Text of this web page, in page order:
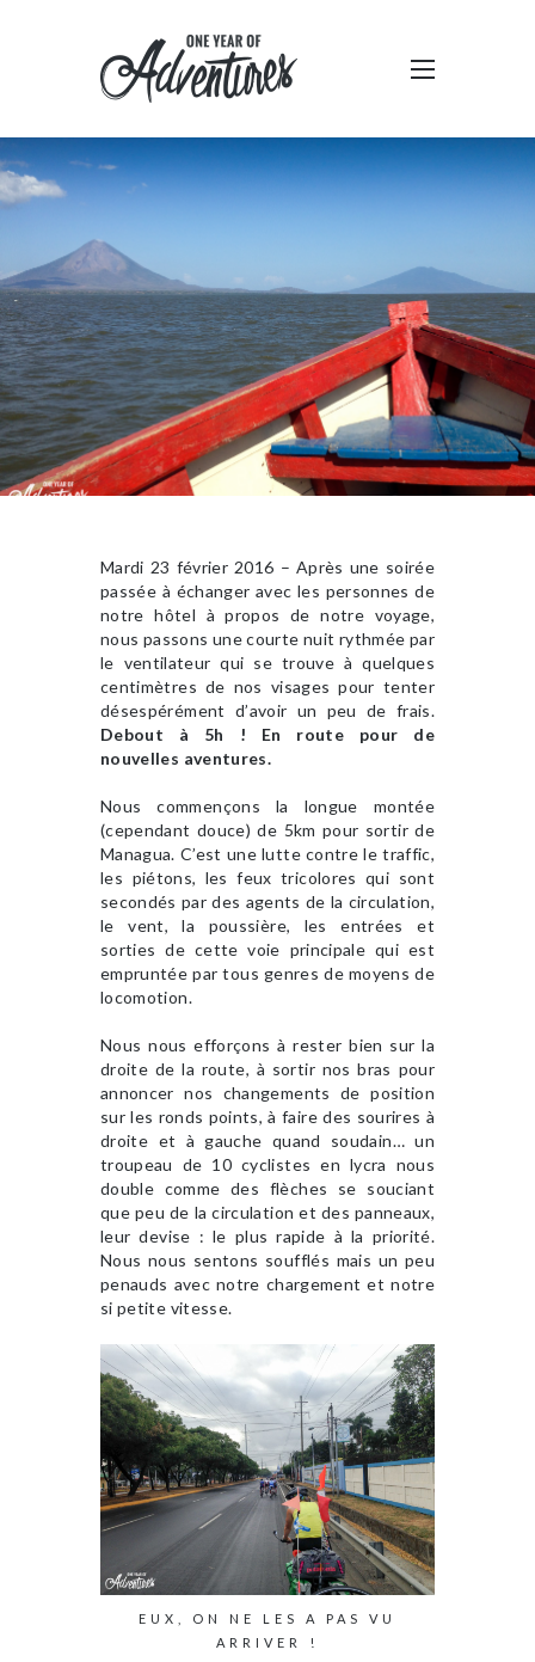
Mardi 23 février 2016 – Après une soirée
passée à échanger avec les personnes de
notre hôtel à propos de notre voyage,
nous passons une courte nuit rythmée par
le ventilateur qui se trouve à quelques
centimètres de nos visages pour tenter
désespérément d’avoir un peu de frais.
Debout à 5h ! En route pour de
nouvelles aventures.
Nous commençons la longue montée
(cependant douce) de 5km pour sortir de
Managua. C’est une lutte contre le traffic,
les piétons, les feux tricolores qui sont
secondés par des agents de la circulation,
le vent, la poussière, les entrées et
sorties de cette voie principale qui est
empruntée par tous genres de moyens de
locomotion.
Nous nous efforçons à rester bien sur la
droite de la route, à sortir nos bras pour
annoncer nos changements de position
sur les ronds points, à faire des sourires à
droite et à gauche quand soudain… un
troupeau de 10 cyclistes en lycra nous
double comme des flèches se souciant
que peu de la circulation et des panneaux,
leur devise : le plus rapide à la priorité.
Nous nous sentons soufflés mais un peu
penauds avec notre chargement et notre
si petite vitesse.
EUX, ON NE LES A PAS VU
ARRIVER !